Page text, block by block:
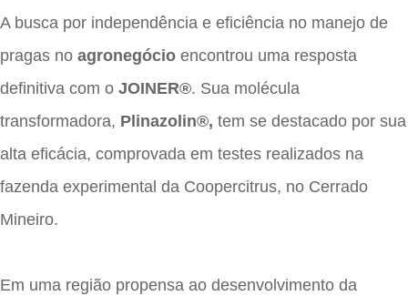
A busca por independência e eficiência no manejo de
pragas no agronegócio encontrou uma resposta
definitiva com o JOINER®. Sua molécula
transformadora, Plinazolin®, tem se destacado por sua
alta eficácia, comprovada em testes realizados na
fazenda experimental da Coopercitrus, no Cerrado
Mineiro.
Em uma região propensa ao desenvolvimento da